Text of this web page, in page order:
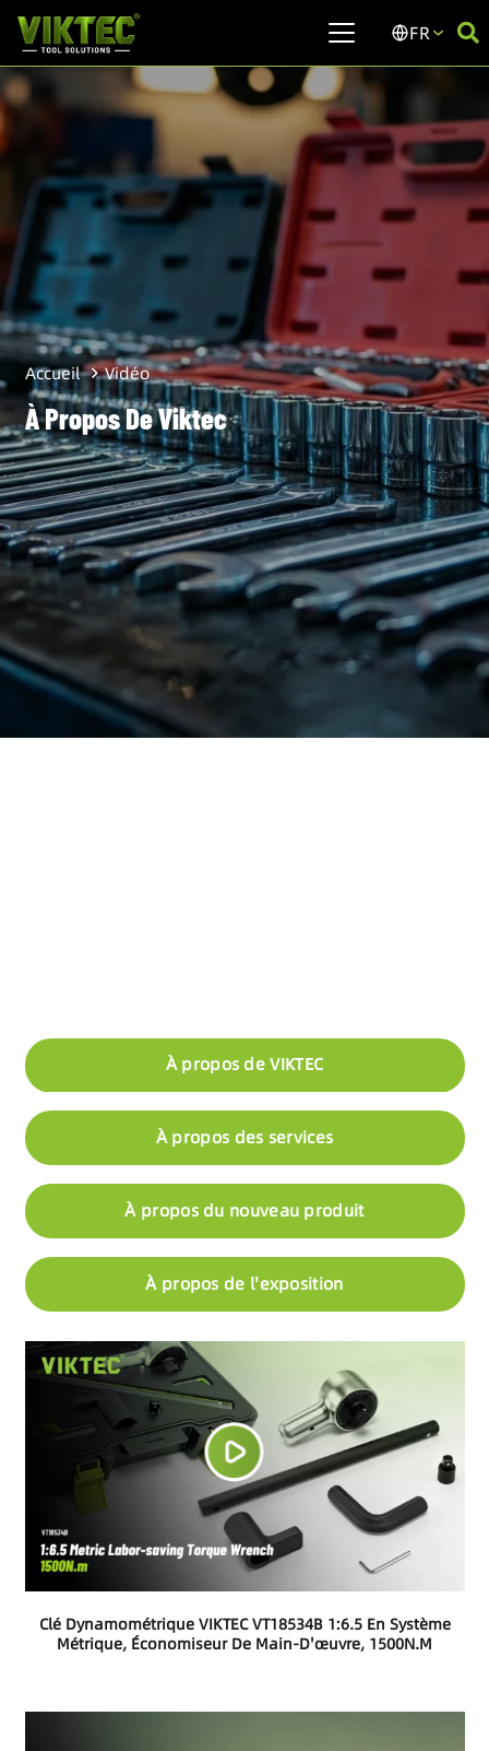
FR
Accueil Vidéo
À Propos De Viktec
À propos de VIKTEC
À propos des services
À propos du nouveau produit
À propos de l'exposition
Clé Dynamométrique VIKTEC VT18534B 1:6.5 En Système
Métrique, Économiseur De Main-D'œuvre, 1500N.m